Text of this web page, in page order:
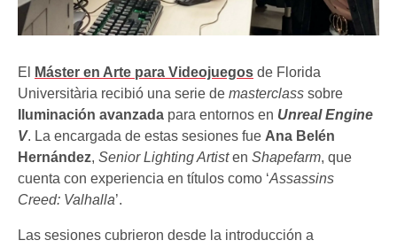
El Máster en Arte para Videojuegos de Florida
Universitària recibió una serie de masterclass sobre
Iluminación avanzada para entornos en Unreal Engine
V. La encargada de estas sesiones fue Ana Belén
Hernández, Senior Lighting Artisten Shapefarm, que
cuenta con experiencia en títulos como ‘Assassins
Creed: Valhalla’.
Las sesiones cubrieron desde la introducción a